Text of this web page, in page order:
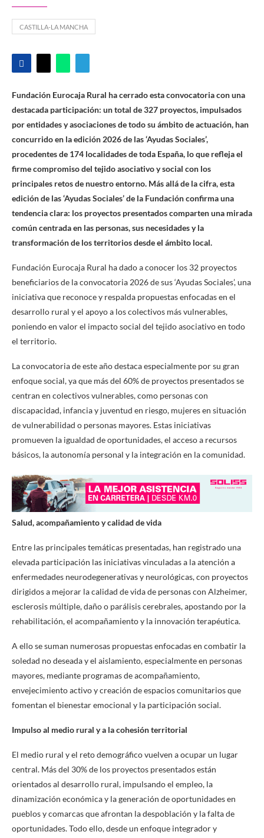
CASTILLA-LA MANCHA
Fundación Eurocaja Rural ha cerrado esta convocatoria con una
destacada participación: un total de 327 proyectos, impulsados
por entidades y asociaciones de todo su ámbito de actuación, han
concurrido en la edición 2026 de las ‘Ayudas Sociales’,
procedentes de 174 localidades de toda España, lo que refleja el
firme compromiso del tejido asociativo y social con los
principales retos de nuestro entorno. Más allá de la cifra, esta
edición de las ‘Ayudas Sociales’ de la Fundación confirma una
tendencia clara: los proyectos presentados comparten una mirada
común centrada en las personas, sus necesidades y la
transformación de los territorios desde el ámbito local.
Fundación Eurocaja Rural ha dado a conocer los 32 proyectos
beneficiarios de la convocatoria 2026 de sus ‘Ayudas Sociales’, una
iniciativa que reconoce y respalda propuestas enfocadas en el
desarrollo rural y el apoyo a los colectivos más vulnerables,
poniendo en valor el impacto social del tejido asociativo en todo
el territorio.
La convocatoria de este año destaca especialmente por su gran
enfoque social, ya que más del 60% de proyectos presentados se
centran en colectivos vulnerables, como personas con
discapacidad, infancia y juventud en riesgo, mujeres en situación
de vulnerabilidad o personas mayores. Estas iniciativas
promueven la igualdad de oportunidades, el acceso a recursos
básicos, la autonomía personal y la integración en la comunidad.
Salud, acompañamiento y calidad de vida
Entre las principales temáticas presentadas, han registrado una
elevada participación las iniciativas vinculadas a la atención a
enfermedades neurodegenerativas y neurológicas, con proyectos
dirigidos a mejorar la calidad de vida de personas con Alzheimer,
esclerosis múltiple, daño o parálisis cerebrales, apostando por la
rehabilitación, el acompañamiento y la innovación terapéutica.
A ello se suman numerosas propuestas enfocadas en combatir la
soledad no deseada y el aislamiento, especialmente en personas
mayores, mediante programas de acompañamiento,
envejecimiento activo y creación de espacios comunitarios que
fomentan el bienestar emocional y la participación social.
Impulso al medio rural y a la cohesión territorial
El medio rural y el reto demográfico vuelven a ocupar un lugar
central. Más del 30% de los proyectos presentados están
orientados al desarrollo rural, impulsando el empleo, la
dinamización económica y la generación de oportunidades en
pueblos y comarcas que afrontan la despoblación y la falta de
oportunidades. Todo ello, desde un enfoque integrador y